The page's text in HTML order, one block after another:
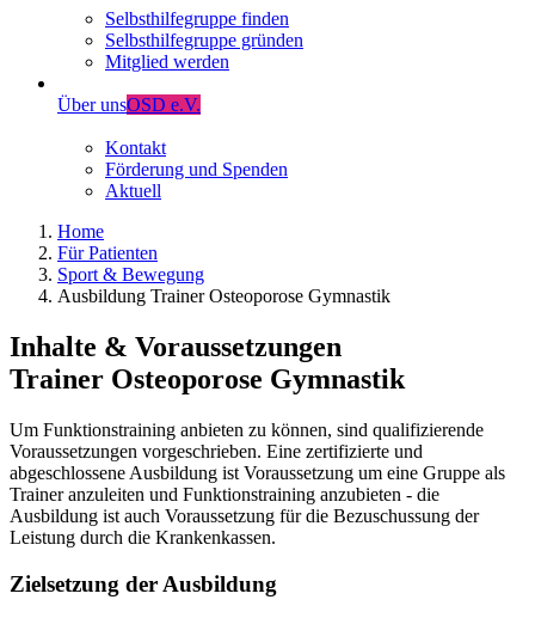
Selbsthilfegruppe finden
Selbsthilfegruppe gründen
Mitglied werden
Über unsOSD e.V.
Kontakt
Förderung und Spenden
Aktuell
Home
Für Patienten
Sport & Bewegung
Ausbildung Trainer Osteoporose Gymnastik
Inhalte & Voraussetzungen
Trainer Osteoporose Gymnastik
Um Funktionstraining anbieten zu können, sind qualifizierende
Voraussetzungen vorgeschrieben. Eine zertifizierte und
abgeschlossene Ausbildung ist Voraussetzung um eine Gruppe als
Trainer anzuleiten und Funktionstraining anzubieten - die
Ausbildung ist auch Voraussetzung für die Bezuschussung der
Leistung durch die Krankenkassen.
Zielsetzung der Ausbildung